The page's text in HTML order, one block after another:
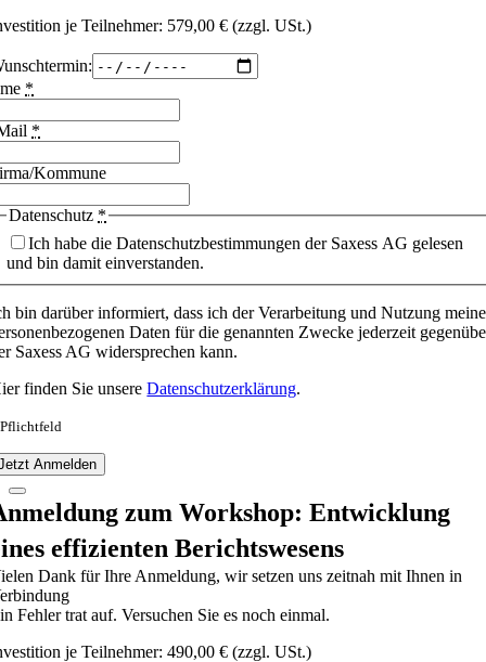
je Teilnehmer: 579,00 € (zzgl. USt.)
*
*
Kommune
Datenschutz *
Ich habe die Datenschutzbestimmungen der Saxess AG gelesen
und bin damit einverstanden.
bin darüber informiert, dass ich der Verarbeitung und Nutzung
Daten für die genannten Zwecke jederzeit
Saxess AG widersprechen kann.
finden Sie unsereDatenschutzerklärung.
Anmelden
zum Workshop: Entwicklung
effizienten Berichtswesens
Dank für Ihre Anmeldung, wir setzen uns zeitnah mit Ihnen in
Fehler trat auf. Versuchen Sie es noch einmal.
je Teilnehmer: 490,00 € (zzgl. USt.)